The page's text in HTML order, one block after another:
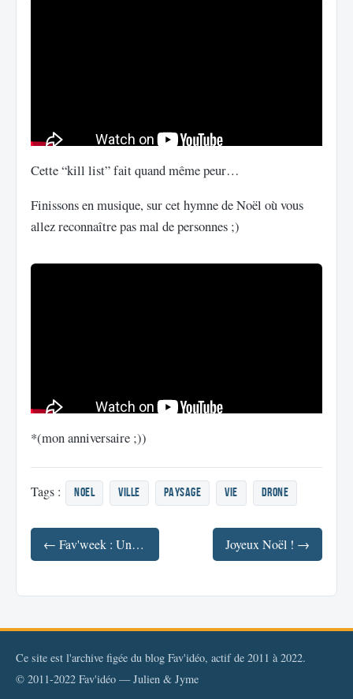
Cette “kill list” fait quand même peur…
Finissons en musique, sur cet hymne de Noël où vous
allez reconnaître pas mal de personnes ;)
*(mon anniversaire ;))
Tags : Noel ville paysage vie drone
← Fav'week : Une bonne année 2015 ! ;) Joyeux Noël ! →
Ce site est l'archive figée du blog Fav'idéo, actif de 2011 à 2022.
© 2011-2022 Fav'idéo — Julien & Jyme